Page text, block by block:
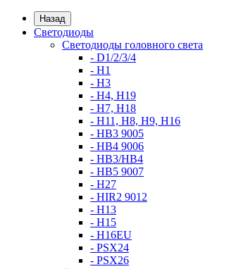
Назад
Светодиоды
Светодиоды головного света
- D1/2/3/4
- H1
- H3
- H4, H19
- H7, H18
- H11, H8, H9, H16
- HB3 9005
- HB4 9006
- HB3/HB4
- HB5 9007
- H27
- HIR2 9012
- H13
- H15
- H16EU
- PSX24
- PSX26